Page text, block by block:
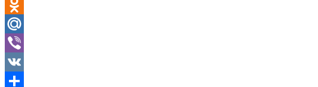
Telegram
Odnoklassniki
Mail.Ru
Viber
VK